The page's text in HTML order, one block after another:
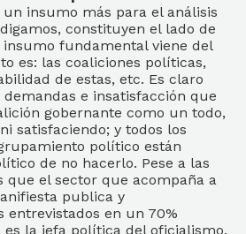
insumo más para el análisis
constituyen el lado de
fundamental viene del
es: las coaliciones políticas,
de estas, etc. Es claro
e insatisfacción que
gobernante como un todo,
satisfaciendo; y todos los
político están
de no hacerlo. Pese a las
que el sector que acompaña a
publica y
entrevistados en un 70%
la jefa política del oficialismo.